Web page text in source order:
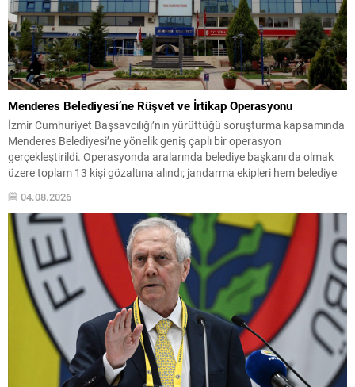
Menderes Belediyesi’ne Rüşvet ve İrtikap Operasyonu
İzmir Cumhuriyet Başsavcılığı’nın yürüttüğü soruşturma kapsamında
Menderes Belediyesi’ne yönelik geniş çaplı bir operasyon
gerçekleştirildi. Operasyonda aralarında belediye başkanı da olmak
üzere toplam 13 kişi gözaltına alındı; jandarma ekipleri hem belediye
binasında hem de başkanın evinde arama yaptı. Savcılığın iddiaları
rüşvet ve irtikap suçlarına ilişkin olup, soruşturma sürüyor.
Yetkililerden edinilen bilgilere...
04.08.2026